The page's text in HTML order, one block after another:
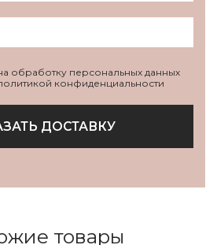
обработку персональных данных
конфиденциальности
ДОСТАВКУ
товары